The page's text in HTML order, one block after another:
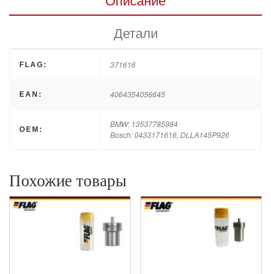
Детали
FLAG: 371616
EAN: 4064354056645
OEM:
BMW: 13537785984
Bosch: 0433171616, DLLA145P926
Похожие товары